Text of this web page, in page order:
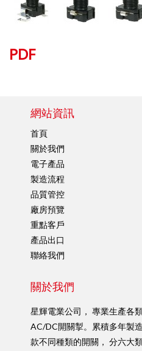
PDF
網站資訊
首頁
關於我們
電子產品
製造流程
品質管控
廠房預覽
重點客戶
產品出口
聯絡我們
關於我們
星輝電業公司， 專業生產各
AC/DC開關掣。累積多年製
款不同種類的開關， 分六大